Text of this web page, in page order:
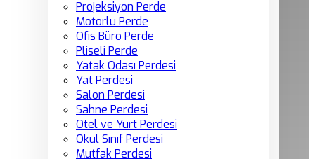
Projeksiyon Perde
Motorlu Perde
Ofis Büro Perde
Pliseli Perde
Yatak Odası Perdesi
Yat Perdesi
Salon Perdesi
Sahne Perdesi
Otel ve Yurt Perdesi
Okul Sınıf Perdesi
Mutfak Perdesi